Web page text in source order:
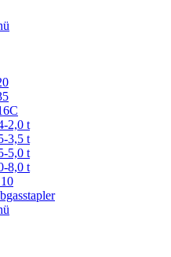
2,0 t
3,5 t
5,0 t
8,0 t